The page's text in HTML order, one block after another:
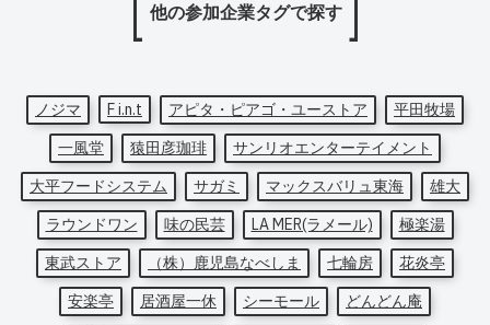
他の参加企業タグで探す
ノジマ F i.n.t アピタ・ピアゴ・ユーストア
平田牧場
一風堂
猿田彦珈琲
サンリオエンターテイメント
大平フードシステム
サガミ マックスバリュ東海
雄大
ラウンドワン
味の民芸 LA MER(ラメール)
極楽湯
東武ストア
（株）鹿児島なべしま 七輪房
花炎亭
安楽亭
居酒屋一休 シーモール
どんどん庵